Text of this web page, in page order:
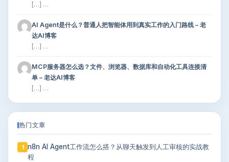
[…] …
AI Agent是什么？普通人把智能体用到真实工作的入门路线 – 老
达AI博客
[…] …
MCP服务器怎么选？文件、浏览器、数据库和自动化工具连接清
单 – 老达AI博客
[…] …
热门文章
1 n8n AI Agent工作流怎么搭？从聊天触发到人工审核的实战教
程